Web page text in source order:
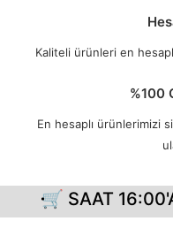
Kaliteli ürünleri en
%100
En hesaplı ürünlerimizi
🛒 SAAT 16:00'A